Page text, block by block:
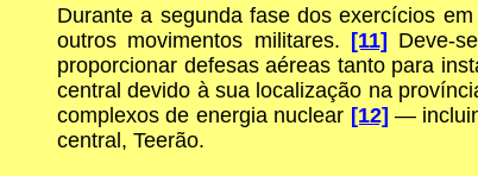
Durante a segunda fase dos exercícios
outros movimentos militares. [11] Deve-
proporcionar defesas aéreas tanto para
central devido à sua localização na
complexos de energia nuclear [12] —
central, Teerão.